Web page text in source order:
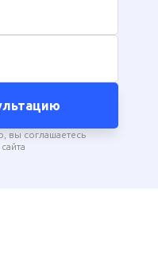
вы соглашаетесь
сайта